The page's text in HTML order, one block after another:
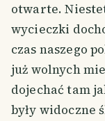
otwarte.
wycieczki
czas naszego
już wolnych
dojechać tam
były widoczne